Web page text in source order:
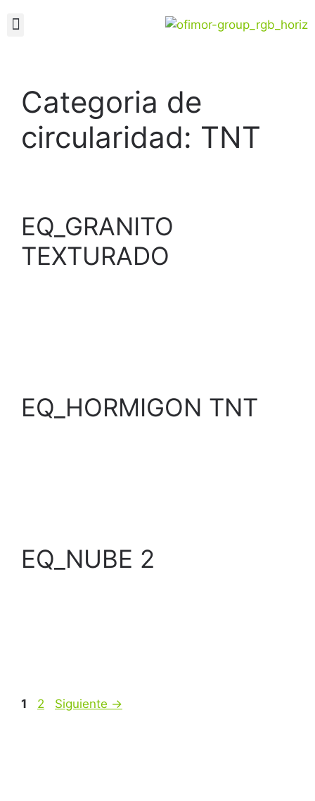
Categoria de
circularidad: TNT
EQ_GRANITO
TEXTURADO
EQ_HORMIGON TNT
EQ_NUBE 2
1 2 Siguiente →